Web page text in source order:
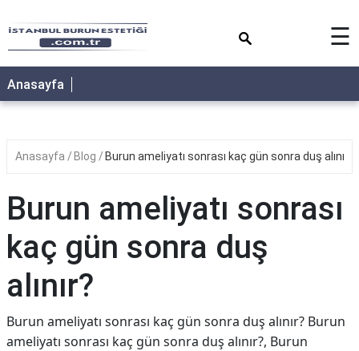
☰
Anasayfa
Anasayfa Blog Burun ameliyatı sonrası kaç gün sonra duş alınır?
Burun ameliyatı sonrası
kaç gün sonra duş
alınır?
Burun ameliyatı sonrası kaç gün sonra duş alınır? Burun
ameliyatı sonrası kaç gün sonra duş alınır?, Burun